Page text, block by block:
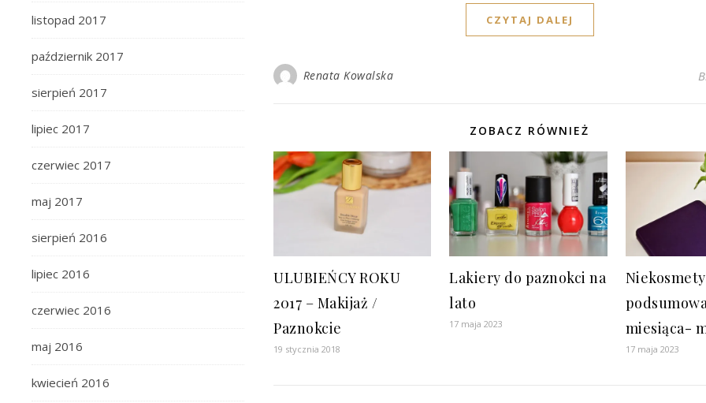
listopad 2017
październik 2017
sierpień 2017
lipiec 2017
czerwiec 2017
maj 2017
sierpień 2016
lipiec 2016
czerwiec 2016
maj 2016
kwiecień 2016
CZYTAJ DALEJ
Renata Kowalska
ZOBACZ RÓWNIEŻ
ULUBIEŃCY ROKU
2017 – Makijaż /
Paznokcie
19 stycznia 2018
Lakiery do paznokci na
lato
17 maja 2023
miesiąca-
17 maja 2023